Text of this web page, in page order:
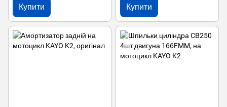
Купити Купити